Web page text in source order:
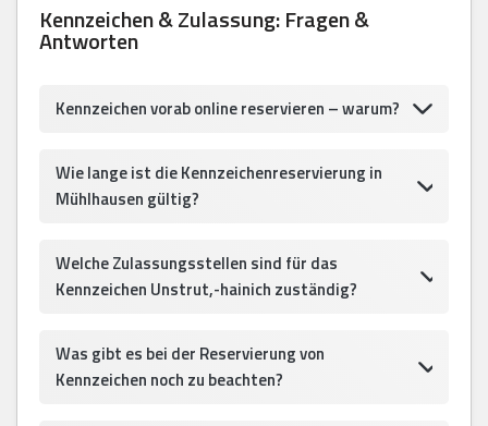
Kennzeichen & Zulassung: Fragen &
Antworten
Kennzeichen vorab online reservieren – warum?
Wie lange ist die Kennzeichenreservierung in
Mühlhausen gültig?
Welche Zulassungsstellen sind für das
Kennzeichen Unstrut,-hainich zuständig?
Was gibt es bei der Reservierung von
Kennzeichen noch zu beachten?